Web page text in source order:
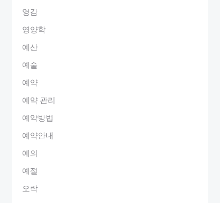
영감
영양학
예산
예술
예약
예약 관리
예약방법
예약안내
예의
예절
오락